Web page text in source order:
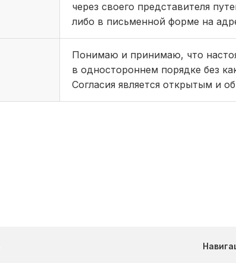
через своего представителя
либо в письменной форме на
Понимаю и принимаю, что
в одностороннем порядке без
Согласия является открытым и